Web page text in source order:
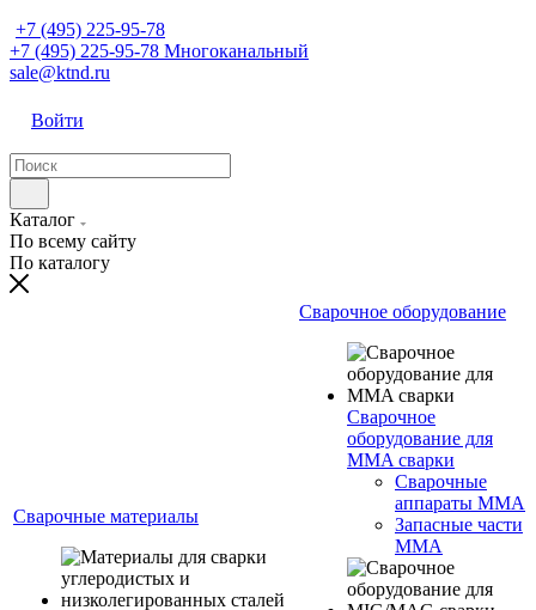
+7 (495) 225-95-78
+7 (495) 225-95-78 Многоканальный
sale@ktnd.ru
Войти
Каталог
По всему сайту
По каталогу
Сварочные материалы
Сварочное оборудование
Сварочное
оборудование для
MMA сварки
Сварочные
аппараты MMA
Запасные части
MMA